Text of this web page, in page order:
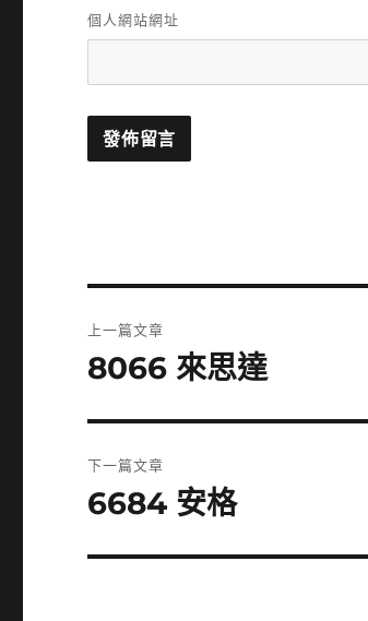
個人網站網址
章
上一篇文章
上
篇
文
8066 來思達
下一篇文章
下
篇
6684 安格